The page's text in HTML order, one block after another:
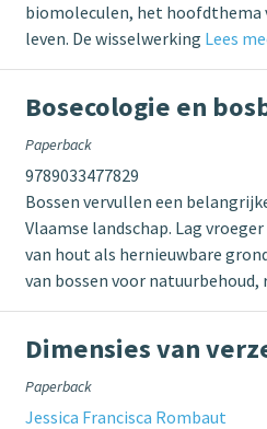
biomoleculen, het hoofdthema
leven. De wisselwerking Lees
Bosecologie en
Paperback
9789033477829
Bossen vervullen een
Vlaamse landschap. Lag
van hout als hernieuwbare
van bossen voor natuurbehoud,
Dimensies van
Paperback
Jessica Francisca Rombaut